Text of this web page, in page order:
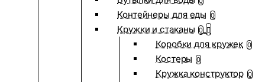
Контейнеры для еды 0
Кружки и стаканы 0
Коробки для кружек 0
Костеры 0
Кружка конструктор 0